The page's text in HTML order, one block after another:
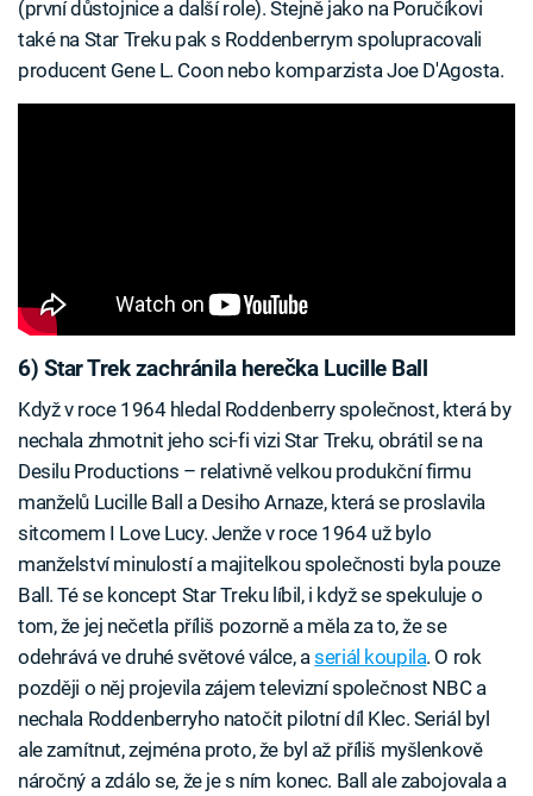
(první důstojnice a další role). Stejně jako na Poručíkovi
také na Star Treku pak s Roddenberrym spolupracovali
producent Gene L. Coon nebo komparzista Joe D'Agosta.
6) Star Trek zachránila herečka Lucille Ball
Když v roce 1964 hledal Roddenberry společnost, která by
nechala zhmotnit jeho sci-fi vizi Star Treku, obrátil se na
Desilu Productions – relativně velkou produkční firmu
manželů Lucille Ball a Desiho Arnaze, která se proslavila
sitcomem I Love Lucy. Jenže v roce 1964 už bylo
manželství minulostí a majitelkou společnosti byla pouze
Ball. Té se koncept Star Treku líbil, i když se spekuluje o
tom, že jej nečetla příliš pozorně a měla za to, že se
odehrává ve druhé světové válce, aseriál koupila. O rok
později o něj projevila zájem televizní společnost NBC a
nechala Roddenberryho natočit pilotní díl Klec. Seriál byl
ale zamítnut, zejména proto, že byl až příliš myšlenkově
náročný a zdálo se, že je s ním konec. Ball ale zabojovala a